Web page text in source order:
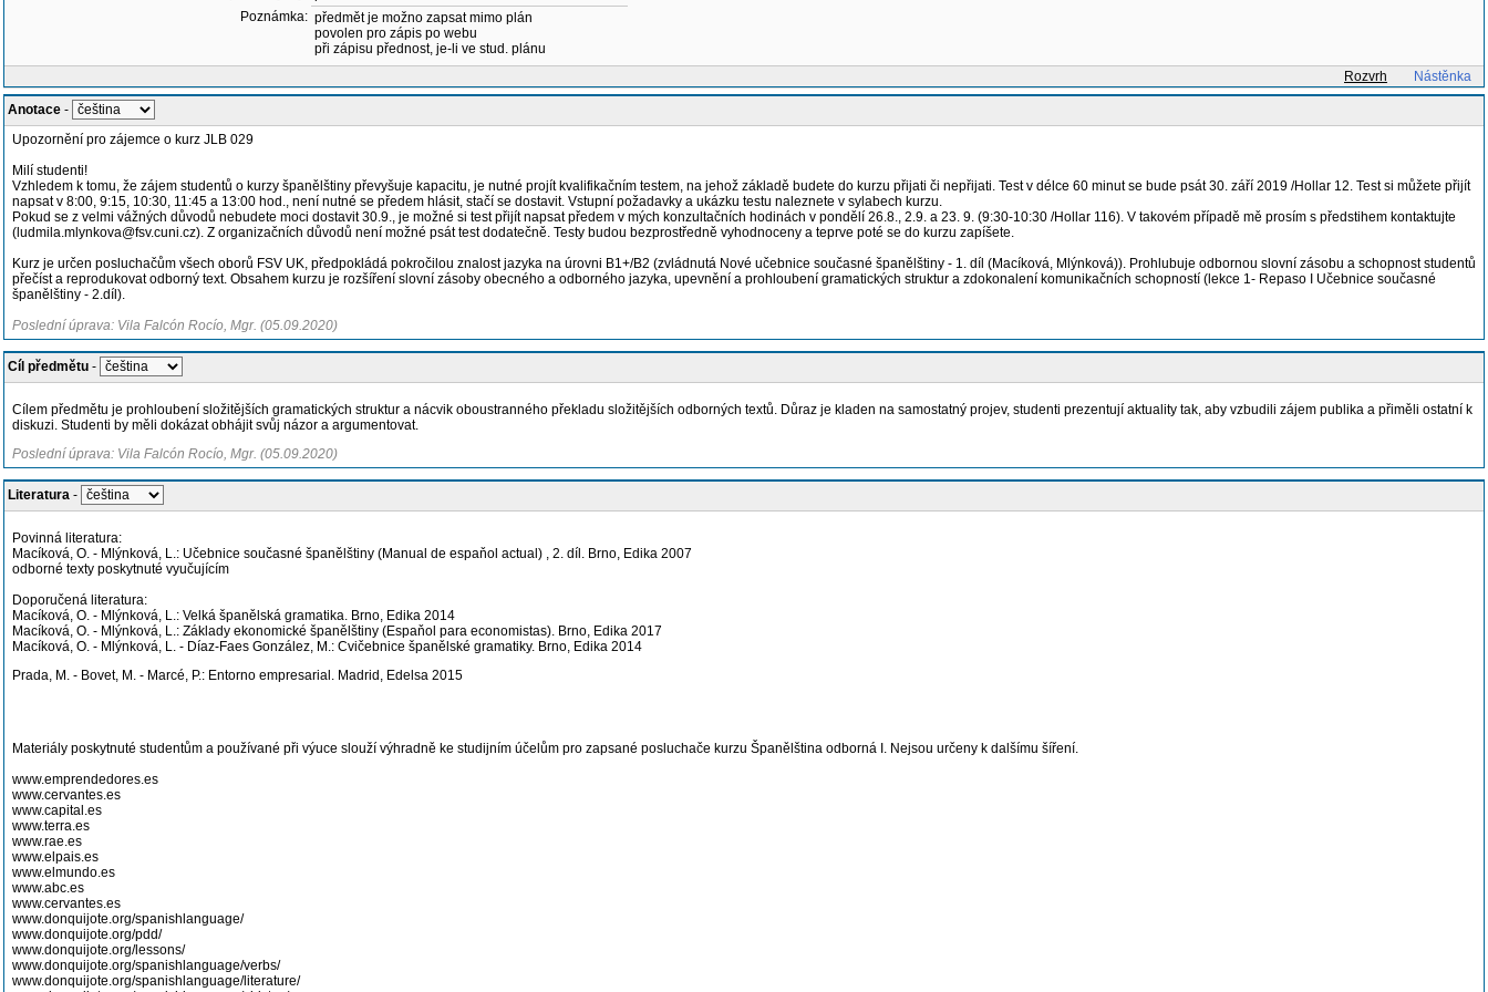
Poznámka: předmět je možno zapsat mimo plán
povolen pro zápis po webu
při zápisu přednost, je-li ve stud. plánu
Rozvrh Nástěnka
Anotace -
Upozornění pro zájemce o kurz JLB 029
Milí studenti!
Vzhledem k tomu, že zájem studentů o kurzy španělštiny převyšuje kapacitu, je nutné projít kvalifikačním testem, na jehož základě budete do kurzu přijati či nepřijati. Test v délce 60 minut se bude psát 30. září 2019 /Hollar 12. Test si můžete přijít
napsat v 8:00, 9:15, 10:30, 11:45 a 13:00 hod., není nutné se předem hlásit, stačí se dostavit. Vstupní požadavky a ukázku testu naleznete v sylabech kurzu.
Pokud se z velmi vážných důvodů nebudete moci dostavit 30.9., je možné si test přijít napsat předem v mých konzultačních hodinách v pondělí 26.8., 2.9. a 23. 9. (9:30-10:30 /Hollar 116). V takovém případě mě prosím s předstihem kontaktujte
(ludmila.mlynkova@fsv.cuni.cz). Z organizačních důvodů není možné psát test dodatečně. Testy budou bezprostředně vyhodnoceny a teprve poté se do kurzu zapíšete.
Kurz je určen posluchačům všech oborů FSV UK, předpokládá pokročilou znalost jazyka na úrovni B1+/B2 (zvládnutá Nové učebnice současné španělštiny - 1. díl (Macíková, Mlýnková)). Prohlubuje odbornou slovní zásobu a schopnost studentů
přečíst a reprodukovat odborný text. Obsahem kurzu je rozšíření slovní zásoby obecného a odborného jazyka, upevnění a prohloubení gramatických struktur a zdokonalení komunikačních schopností (lekce 1- Repaso I Učebnice současné
španělštiny - 2.díl).
Poslední úprava: Vila Falcón Rocío, Mgr. (05.09.2020)
Cíl předmětu -
Cílem předmětu je prohloubení složitějších gramatických struktur a nácvik oboustranného překladu složitějších odborných textů. Důraz je kladen na samostatný projev, studenti prezentují aktuality tak, aby vzbudili zájem publika a přiměli ostatní k
diskuzi. Studenti by měli dokázat obhájit svůj názor a argumentovat.
Poslední úprava: Vila Falcón Rocío, Mgr. (05.09.2020)
Literatura -
Povinná literatura:
Macíková, O. - Mlýnková, L.: Učebnice současné španělštiny (Manual de espaňol actual) , 2. díl. Brno, Edika 2007
odborné texty poskytnuté vyučujícím
Doporučená literatura:
Macíková, O. - Mlýnková, L.: Velká španělská gramatika. Brno, Edika 2014
Macíková, O. - Mlýnková, L.: Základy ekonomické španělštiny (Espaňol para economistas). Brno, Edika 2017
Macíková, O. - Mlýnková, L. - Díaz-Faes González, M.: Cvičebnice španělské gramatiky. Brno, Edika 2014
Prada, M. - Bovet, M. - Marcé, P.: Entorno empresarial. Madrid, Edelsa 2015
Materiály poskytnuté studentům a používané při výuce slouží výhradně ke studijním účelům pro zapsané posluchače kurzu Španělština odborná I. Nejsou určeny k dalšímu šíření.
www.emprendedores.es
www.cervantes.es
www.capital.es
www.terra.es
www.rae.es
www.elpais.es
www.elmundo.es
www.abc.es
www.cervantes.es
www.donquijote.org/spanishlanguage/
www.donquijote.org/pdd/
www.donquijote.org/lessons/
www.donquijote.org/spanishlanguage/verbs/
www.donquijote.org/spanishlanguage/literature/